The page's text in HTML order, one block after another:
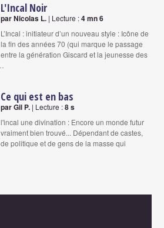
L'Incal Noir
par Nicolas L. | Lecture :4 mn 6
L’Incal : initiateur d’un nouveau style : Icône de
la fin des années 70 (qui marque le passage
entre la génération Giscard et la jeunesse des
Ce qui est en bas
par Gil P. | Lecture :8 s
l'incal une divination : Encore un monde futur
vraiment bien trouvé... Dépendant de castes,
de politique et de gens de la masse qui